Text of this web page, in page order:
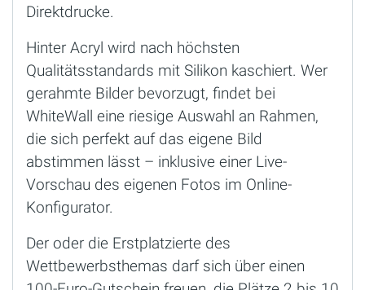
Direktdrucke.
Hinter Acryl wird nach höchsten
Qualitätsstandards mit Silikon kaschiert. Wer
gerahmte Bilder bevorzugt, findet bei
WhiteWall eine riesige Auswahl an Rahmen,
die sich perfekt auf das eigene Bild
abstimmen lässt – inklusive einer Live-
Vorschau des eigenen Fotos im Online-
Konfigurator.
Der oder die Erstplatzierte des
Wettbewerbsthemas darf sich über einen